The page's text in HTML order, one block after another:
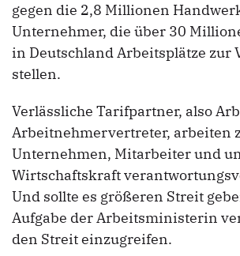
gegen die 2,8 Millionen
Unternehmer, die über 30
in Deutschland Arbeitsplätze zur
stellen.
Verlässliche Tarifpartner, also
Arbeitnehmervertreter, arbeiten
Unternehmen, Mitarbeiter und
Wirtschaftskraft
Und sollte es größeren Streit
Aufgabe der Arbeitsministerin
den Streit einzugreifen.